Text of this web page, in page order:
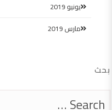
يونيو 2019
مارس 2019
بحث